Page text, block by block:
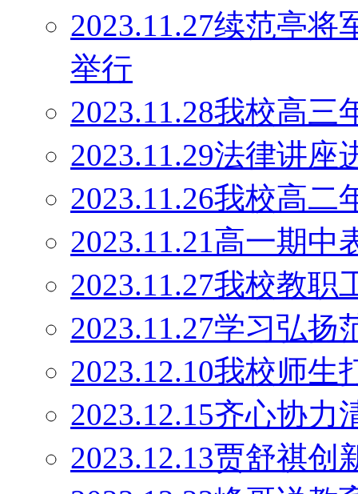
2023.11.27续范亭将
举行
2023.11.28我校高
2023.11.29法律讲座
2023.11.26我校高
2023.11.21高一期中
2023.11.27我校教
2023.11.27学习弘
2023.12.10我校师生
2023.12.15齐心协力
2023.12.13贾舒祺创